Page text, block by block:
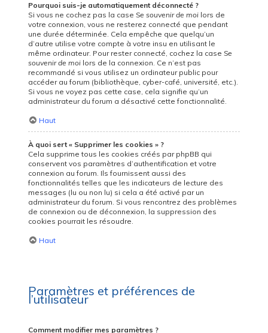
Pourquoi suis-je automatiquement déconnecté ?
Si vous ne cochez pas la caseSe souvenir de moi lors de
votre connexion, vous ne resterez connecté que pendant
une durée déterminée. Cela empêche que quelqu’un
d’autre utilise votre compte à votre insu en utilisant le
même ordinateur. Pour rester connecté, cochez la caseSe
souvenir de moi lors de la connexion. Ce n’est pas
recommandé si vous utilisez un ordinateur public pour
accéder au forum (bibliothèque, cyber-café, université, etc.).
Si vous ne voyez pas cette case, cela signifie qu’un
administrateur du forum a désactivé cette fonctionnalité.
Haut
À quoi sert « Supprimer les cookies » ?
Cela supprime tous les cookies créés par phpBB qui
conservent vos paramètres d’authentification et votre
connexion au forum. Ils fournissent aussi des
fonctionnalités telles que les indicateurs de lecture des
messages (lu ou non lu) si cela a été activé par un
administrateur du forum. Si vous rencontrez des problèmes
de connexion ou de déconnexion, la suppression des
cookies pourrait les résoudre.
Haut
Paramètres et préférences de
l’utilisateur
Comment modifier mes paramètres ?